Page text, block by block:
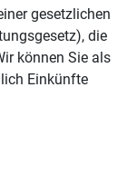
gesetzlichen
die
können Sie als
Einkünfte